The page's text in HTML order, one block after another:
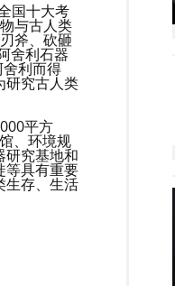
国十大考
与古人类
斧、砍砸
舍利石器
利而得
研究古人类
平方
、环境规
研究基地和
等具有重要
生存、生活